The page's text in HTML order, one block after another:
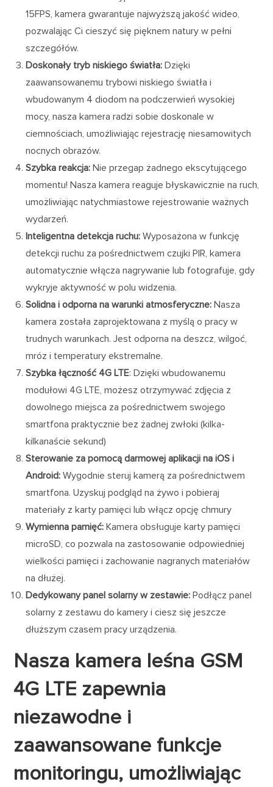
15FPS, kamera gwarantuje najwyższą jakość wideo,
pozwalając Ci cieszyć się pięknem natury w pełni
szczegółów.
Doskonały tryb niskiego światła: Dzięki
zaawansowanemu trybowi niskiego światła i
wbudowanym 4 diodom na podczerwień wysokiej
mocy, nasza kamera radzi sobie doskonale w
ciemnościach, umożliwiając rejestrację niesamowitych
nocnych obrazów.
Szybka reakcja: Nie przegap żadnego ekscytującego
momentu! Nasza kamera reaguje błyskawicznie na ruch,
umożliwiając natychmiastowe rejestrowanie ważnych
wydarzeń.
Inteligentna detekcja ruchu: Wyposażona w funkcję
detekcji ruchu za pośrednictwem czujki PIR, kamera
automatycznie włącza nagrywanie lub fotografuje, gdy
wykryje aktywność w polu widzenia.
Solidna i odporna na warunki atmosferyczne: Nasza
kamera została zaprojektowana z myślą o pracy w
trudnych warunkach. Jest odporna na deszcz, wilgoć,
mróz i temperatury ekstremalne.
Szybka łączność 4G LTE: Dzięki wbudowanemu
modułowi 4G LTE, możesz otrzymywać zdjęcia z
dowolnego miejsca za pośrednictwem swojego
smartfona praktycznie bez żadnej zwłoki (kilka-
kilkanaście sekund)
Sterowanie za pomocą darmowej aplikacji na iOS i
Android: Wygodnie steruj kamerą za pośrednictwem
smartfona. Uzyskuj podgląd na żywo i pobieraj
materiały z karty pamięci lub włącz opcję chmury
Wymienna pamięć: Kamera obsługuje karty pamięci
microSD, co pozwala na zastosowanie odpowiedniej
wielkości pamięci i zachowanie nagranych materiałów
na dłużej.
Dedykowany panel solarny w zestawie:Podłącz panel
solarny z zestawu do kamery i ciesz się jeszcze
dłuższym czasem pracy urządzenia.
Nasza kamera leśna GSM
4G LTE zapewnia
niezawodne i
zaawansowane funkcje
monitoringu, umożliwiając